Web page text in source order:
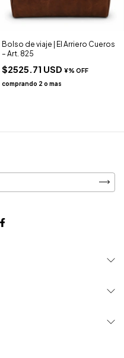
Bolso de viaje | El Arriero Cueros
– Art. 825
$2525.71 USD